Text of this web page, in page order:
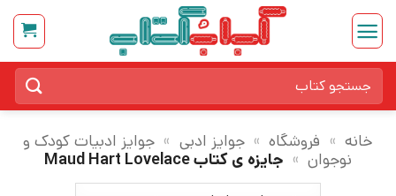
Skip
content
برای:
خانه » فروشگاه » جوایز ادبی » جوایز ادبیات کودک و
نوجوان » جایزه ی کتاب Maud Hart Lovelace